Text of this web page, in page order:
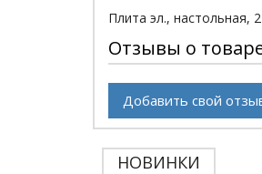
Плита эл., настольная,
Отзывы о
Добавить свой
НОВИНКИ